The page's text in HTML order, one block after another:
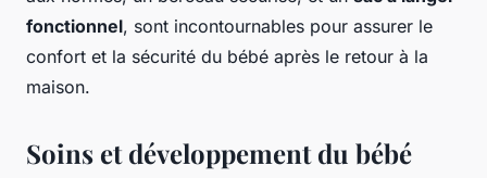
fonctionnel, sont incontournables pour assurer le
confort et la sécurité du bébé après le retour à la
maison.
Soins et développement du bébé